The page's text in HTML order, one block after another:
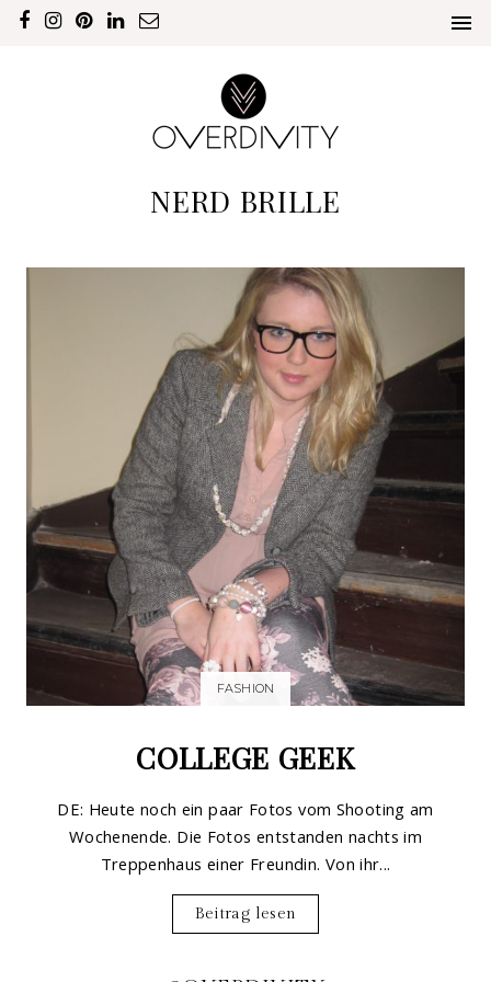
NERD BRILLE
FASHION
COLLEGE GEEK
DE: Heute noch ein paar Fotos vom Shooting am
Wochenende. Die Fotos entstanden nachts im
Treppenhaus einer Freundin. Von ihr...
Beitrag lesen